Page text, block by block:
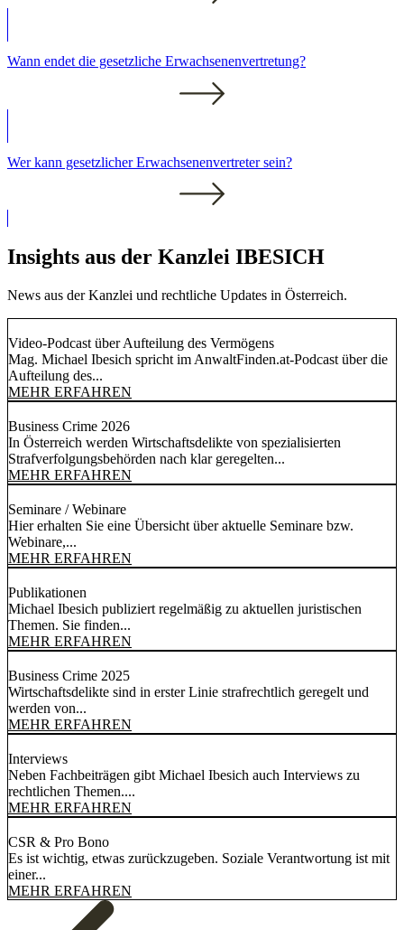
Wann endet die gesetzliche Erwachsenenvertretung?
Wer kann gesetzlicher Erwachsenenvertreter sein?
Insights aus der Kanzlei IBESICH
News aus der Kanzlei und rechtliche Updates in Österreich.
Video-Podcast über Aufteilung des Vermögens
Mag. Michael Ibesich spricht im AnwaltFinden.at-Podcast über die
Aufteilung des...
MEHR ERFAHREN
Business Crime 2026
In Österreich werden Wirtschaftsdelikte von spezialisierten
Strafverfolgungsbehörden nach klar geregelten...
MEHR ERFAHREN
Seminare / Webinare
Hier erhalten Sie eine Übersicht über aktuelle Seminare bzw.
Webinare,...
MEHR ERFAHREN
Publikationen
Michael Ibesich publiziert regelmäßig zu aktuellen juristischen
Themen. Sie finden...
MEHR ERFAHREN
Business Crime 2025
Wirtschaftsdelikte sind in erster Linie strafrechtlich geregelt und
werden von...
MEHR ERFAHREN
Interviews
Neben Fachbeiträgen gibt Michael Ibesich auch Interviews zu
rechtlichen Themen....
MEHR ERFAHREN
CSR & Pro Bono
Es ist wichtig, etwas zurückzugeben. Soziale Verantwortung ist mit
einer...
MEHR ERFAHREN